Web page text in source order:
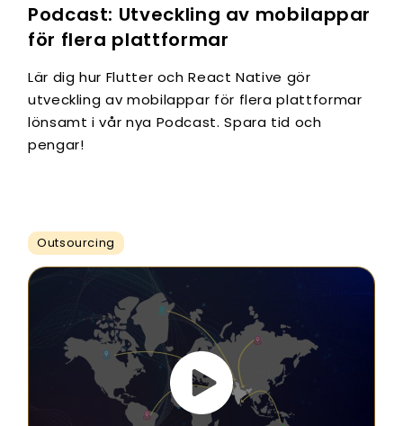
Podcast: Utveckling av mobilappar
för flera plattformar
Lär dig hur Flutter och React Native gör
utveckling av mobilappar för flera plattformar
lönsamt i vår nya Podcast. Spara tid och
pengar!
Outsourcing